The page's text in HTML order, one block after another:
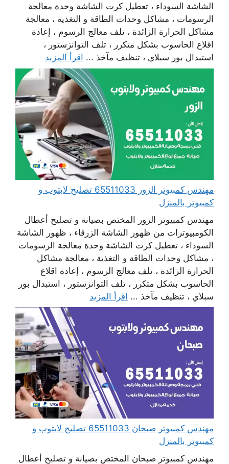
الشاشة السوداء ، تعطيل كرت الشاشة وحدة معالجة
الرسومات ، مشاكل وحدات الطاقة و التغذية ، معالجة
مشاكل الحرارة الزائدة ، تلف معالج الرسوم ، إعادة
اقلاع الحاسوب بشكل متكرر ، تلف التوانزستور ،
استبدال بور سبلاي ، تنظيف مآخذ ... اقرأ المزيد
مهندس كمبيوتر الزور 65511033 تصليح لابتوب و
كمبيوتر بالمنزل
مهندس كمبيوتر الزور المختص بصيانة و تصليح أعطال
الكومبيوترات من ظهور الشاشة الزرقاء ، ظهور الشاشة
السوداء ، تعطيل كرت الشاشة وحدة معالجة الرسومات
، مشاكل وحدات الطاقة و التغذية ، معالجة مشاكل
الحرارة الزائدة ، تلف معالج الرسوم ، إعادة اقلاع
الحاسوب بشكل متكرر ، تلف التوانزستور ، استبدال بور
سبلاي ، تنظيف مآخذ ... اقرأ المزيد
مهندس كمبيوتر صبحان 65511033 تصليح لابتوب و
كمبيوتر بالمنزل
مهندس كمبيوتر صبحان المختص بصيانة و تصليح أعطال